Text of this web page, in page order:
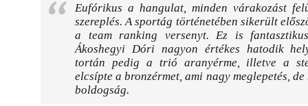
Eufórikus a hangulat, minden várakozást
szereplés. A sportág történetében sikerült
a team ranking versenyt. Ez is
Ákoshegyi Dóri nagyon értékes hatodik
tortán pedig a trió aranyérme, illetve a
elcsípte a bronzérmet, ami nagy meglepetés,
boldogság.